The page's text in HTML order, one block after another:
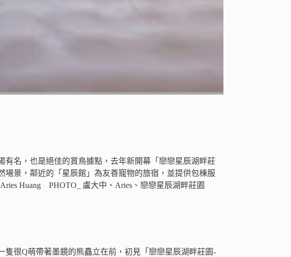
名，也是絕佳的賞鳥據點，去年新開幕「戀戀星辰湖畔莊
景，鄰近的「星辰館」為友善寵物的旅宿，並提供包棟服
Huang PHOTO_ 盧大中、Aries、戀戀星辰湖畔莊園
很Q萌帶著墨鏡的熊矗立在前，初見「戀戀星辰湖畔莊園-